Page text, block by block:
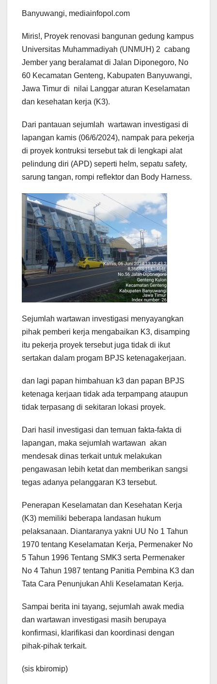
Banyuwangi, mediainfopol.com
Miris!, Proyek renovasi bangunan gedung kampus
Universitas Muhammadiyah (UNMUH) 2 cabang
Jember yang beralamat di Jalan Diponegoro, No
60 Kecamatan Genteng, Kabupaten Banyuwangi,
Jawa Timur di nilai Langgar aturan Keselamatan
dan kesehatan kerja (K3).
Dari pantauan sejumlah wartawan investigasi di
lapangan kamis (06/6/2024), nampak para pekerja
di proyek kontruksi tersebut tak di lengkapi alat
pelindung diri (APD) seperti helm, sepatu safety,
sarung tangan, rompi reflektor dan Body Harness.
Sejumlah wartawan investigasi menyayangkan
pihak pemberi kerja mengabaikan K3, disamping
itu pekerja proyek tersebut juga tidak di ikut
sertakan dalam progam BPJS ketenagakerjaan.
dan lagi papan himbahuan k3 dan papan BPJS
ketenaga kerjaan tidak ada terpampang ataupun
tidak terpasang di sekitaran lokasi proyek.
Dari hasil investigasi dan temuan fakta-fakta di
lapangan, maka sejumlah wartawan akan
mendesak dinas terkait untuk melakukan
pengawasan lebih ketat dan memberikan sangsi
tegas adanya pelanggaran K3 tersebut.
Penerapan Keselamatan dan Kesehatan Kerja
(K3) memiliki beberapa landasan hukum
pelaksanaan. Diantaranya yakni UU No 1 Tahun
1970 tentang Keselamatan Kerja, Permenaker No
5 Tahun 1996 Tentang SMK3 serta Permenaker
No 4 Tahun 1987 tentang Panitia Pembina K3 dan
Tata Cara Penunjukan Ahli Keselamatan Kerja.
Sampai berita ini tayang, sejumlah awak media
dan wartawan investigasi masih berupaya
konfirmasi, klarifikasi dan koordinasi dengan
pihak-pihak terkait.
(sis kbiromip)